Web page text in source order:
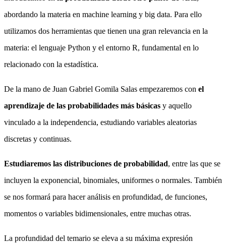
abordando la materia en machine learning y big data. Para ello
utilizamos dos herramientas que tienen una gran relevancia en la
materia: el lenguaje Python y el entorno R, fundamental en lo
relacionado con la estadística.
De la mano de Juan Gabriel Gomila Salas empezaremos con el
aprendizaje de las probabilidades más básicas y aquello
vinculado a la independencia, estudiando variables aleatorias
discretas y continuas.
Estudiaremos las distribuciones de probabilidad, entre las que se
incluyen la exponencial, binomiales, uniformes o normales. También
se nos formará para hacer análisis en profundidad, de funciones,
momentos o variables bidimensionales, entre muchas otras.
La profundidad del temario se eleva a su máxima expresión